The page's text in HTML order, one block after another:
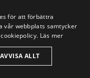
hur du kan
inte bara i
för att förbättra
vår webbplats samtycker
Läs mer
AVVISA ALLT